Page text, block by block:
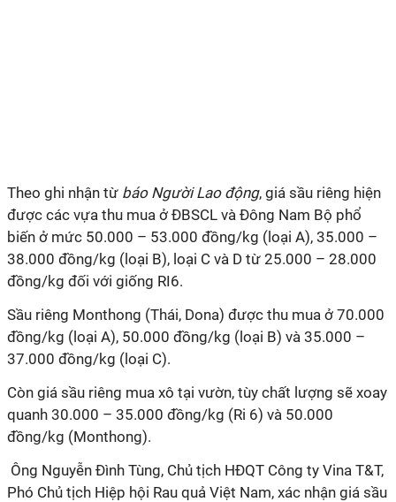
Theo ghi nhận từ báo Người Lao động, giá sầu riêng hiện
được các vựa thu mua ở ĐBSCL và Đông Nam Bộ phổ
biến ở mức 50.000 – 53.000 đồng/kg (loại A), 35.000 –
38.000 đồng/kg (loại B), loại C và D từ 25.000 – 28.000
đồng/kg đối với giống RI6.
Sầu riêng Monthong (Thái, Dona) được thu mua ở 70.000
đồng/kg (loại A), 50.000 đồng/kg (loại B) và 35.000 –
37.000 đồng/kg (loại C).
Còn giá sầu riêng mua xô tại vườn, tùy chất lượng sẽ xoay
quanh 30.000 – 35.000 đồng/kg (Ri 6) và 50.000
đồng/kg (Monthong).
Ông Nguyễn Đình Tùng, Chủ tịch HĐQT Công ty Vina T&T,
Phó Chủ tịch Hiệp hội Rau quả Việt Nam, xác nhận giá sầu